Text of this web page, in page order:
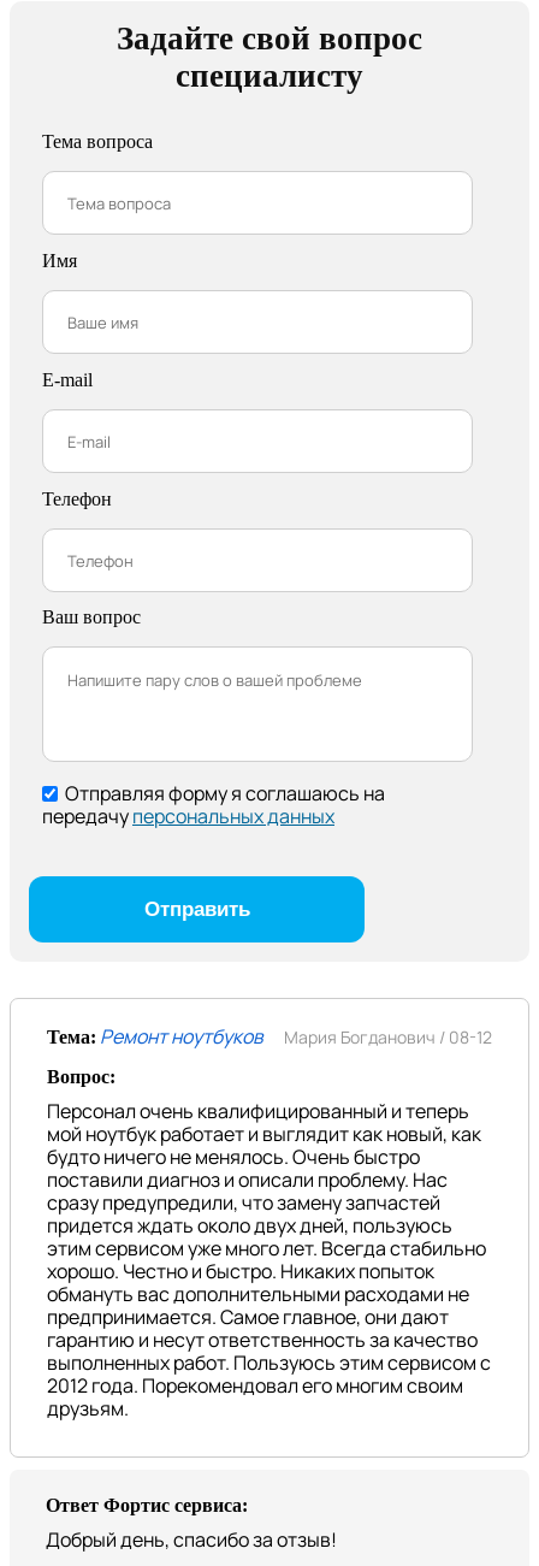
Задайте свой вопрос
специалисту
Тема вопроса
Имя
E-mail
Телефон
Ваш вопрос
Отправляя форму я соглашаюсь на
передачуперсональных данных
Тема: Ремонт ноутбуков Мария Богданович / 08-12
Вопрос:
Персонал очень квалифицированный и теперь
мой ноутбук работает и выглядит как новый, как
будто ничего не менялось. Очень быстро
поставили диагноз и описали проблему. Нас
сразу предупредили, что замену запчастей
придется ждать около двух дней, пользуюсь
этим сервисом уже много лет. Всегда стабильно
хорошо. Честно и быстро. Никаких попыток
обмануть вас дополнительными расходами не
предпринимается. Самое главное, они дают
гарантию и несут ответственность за качество
выполненных работ. Пользуюсь этим сервисом с
2012 года. Порекомендовал его многим своим
друзьям.
Ответ Фортис сервиса:
Добрый день, спасибо за отзыв!